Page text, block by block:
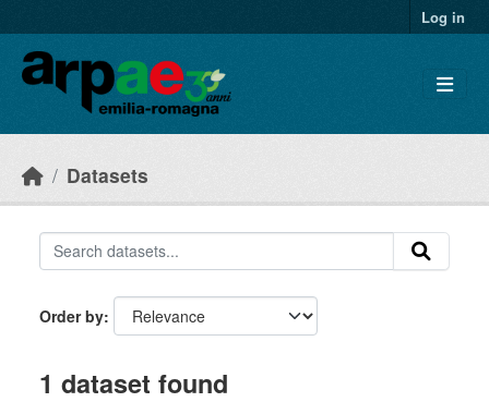
Log in
Datasets
Order by
1 dataset found